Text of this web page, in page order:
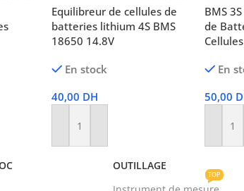
Equilibreur de cellules de
batteries lithium 4S BMS
18650 14.8V
En stock
40,00 DH
Ajouter Au Panier
BMS
de
Cellules
En
50,00
OUTILLAGE
TOP